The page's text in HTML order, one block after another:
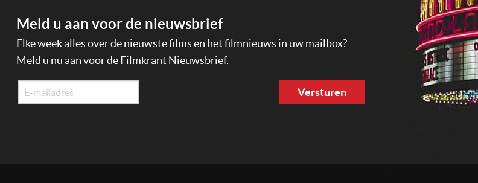
Meld u aan voor de nieuwsbrief
Elke week alles over de nieuwste films en het filmnieuws in uw mailbox?
Meld u nu aan voor de Filmkrant Nieuwsbrief.